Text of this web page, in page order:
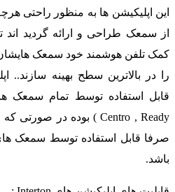
این اپلیکیشن ها به منظور راحتی
از سمعک طراحی و ارائه گردید اند
کمک تلفن هوشمند خود سمعک هایشان
باشد.